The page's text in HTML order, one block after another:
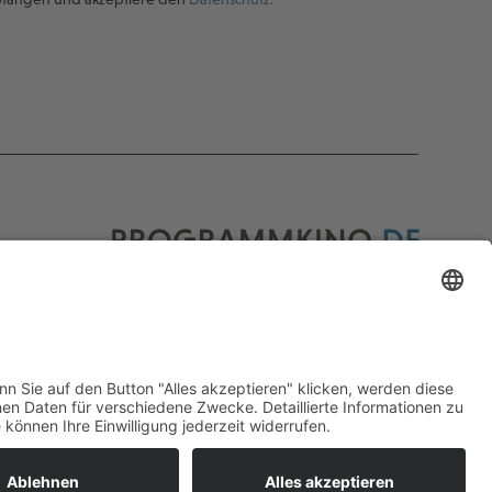
verzichten. Wo möglich setzen wir auf eine
genderneutrale Bezeichnung.